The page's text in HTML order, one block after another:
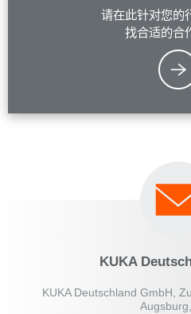
请在此针对您的
找合适的合
KUKA
KUKA Deutschland GmbH,